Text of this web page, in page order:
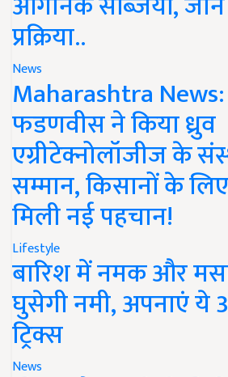
प्रक्रिया..
News
Maharashtra News:
फडणवीस ने किया ध्रुव
एग्रीटेक्नोलॉजीज के
सम्मान, किसानों के
मिली नई पहचान!
Lifestyle
बारिश में नमक और
घुसेगी नमी, अपनाएं ये
ट्रिक्स
News